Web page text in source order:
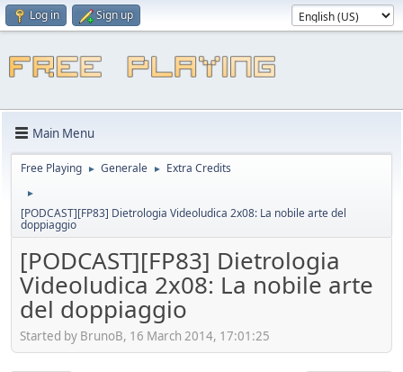
Log in Sign up
Main Menu
Free Playing ► Generale ► Extra Credits
►
[PODCAST][FP83] Dietrologia Videoludica 2x08: La nobile arte del
doppiaggio
[PODCAST][FP83] Dietrologia
Videoludica 2x08: La nobile arte
del doppiaggio
Started by BrunoB, 16 March 2014, 17:01:25